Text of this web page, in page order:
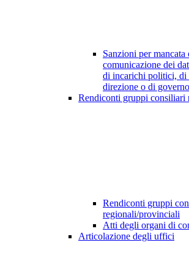
Sanzioni per mancata
comunicazione dei
di incarichi politici, di
direzione o di governo
Rendiconti gruppi consiliari
Rendiconti gruppi
regionali/provinciali
Atti degli organi di
Articolazione degli uffici